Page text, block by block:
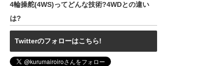
4輪操舵(4WS)ってどんな技術?4WDとの違い
は?
Twitterのフォローはこちら!